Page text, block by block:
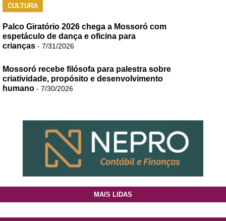
CULTURA
Palco Giratório 2026 chega a Mossoró com
espetáculo de dança e oficina para
crianças - 7/31/2026
Mossoró recebe filósofa para palestra sobre
criatividade, propósito e desenvolvimento
humano - 7/30/2026
MAIS LIDAS